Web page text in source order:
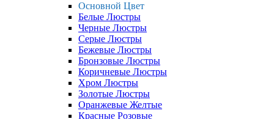
Основной Цвет
Белые Люстры
Черные Люстры
Серые Люстры
Бежевые Люстры
Бронзовые Люстры
Коричневые Люстры
Хром Люстры
Золотые Люстры
Оранжевые Желтые
Красные Розовые